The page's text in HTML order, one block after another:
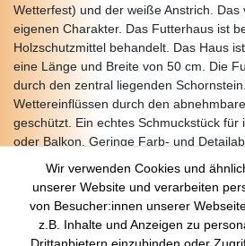
Wetterfest) und der weiße Anstrich. Das
eigenen Charakter. Das Futterhaus ist
Holzschutzmittel behandelt. Das Haus
eine Länge und Breite von 50 cm. Die
durch den zentral liegenden
Wettereinflüssen durch den
geschützt. Ein echtes Schmuckstück für
oder Balkon. Geringe Farb- und
Über Uns
Wir verwenden Cookies und
unserer Website und verarbeiten
von Besucher:innen unserer
z.B. Inhalte und Anzeigen zu